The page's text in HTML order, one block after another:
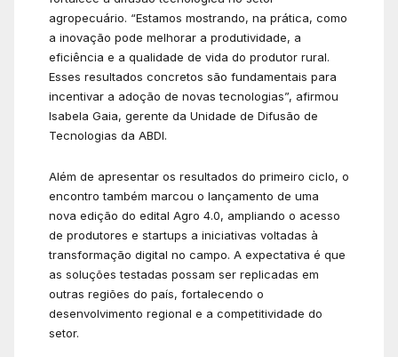
agropecuário. “Estamos mostrando, na prática, como
a inovação pode melhorar a produtividade, a
eficiência e a qualidade de vida do produtor rural.
Esses resultados concretos são fundamentais para
incentivar a adoção de novas tecnologias”, afirmou
Isabela Gaia, gerente da Unidade de Difusão de
Tecnologias da ABDI.
Além de apresentar os resultados do primeiro ciclo, o
encontro também marcou o lançamento de uma
nova edição do edital Agro 4.0, ampliando o acesso
de produtores e startups a iniciativas voltadas à
transformação digital no campo. A expectativa é que
as soluções testadas possam ser replicadas em
outras regiões do país, fortalecendo o
desenvolvimento regional e a competitividade do
setor.